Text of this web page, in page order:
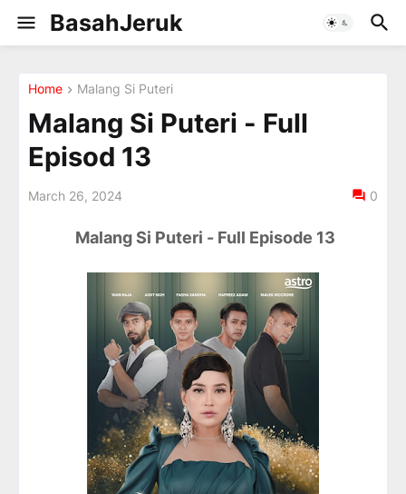
BasahJeruk
Home Malang Si Puteri
Malang Si Puteri - Full
Episod 13
March 26, 2024 0
Malang Si Puteri - Full Episode 13